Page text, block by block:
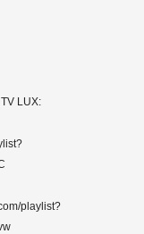
LUX:
playlist?